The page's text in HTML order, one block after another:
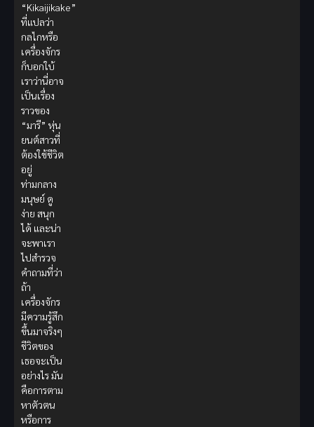
“Kikaijikake”
ที่แปลว่า
กลไกหรือ
เครื่องจักร
ก็บอกใบ้
เราว่านี่อาจ
เป็นเรื่อง
ราวของ
“มารี” หุ่น
ยนต์สาวที่
ต้องใช้ชีวิต
อยู่
ท่ามกลาง
มนุษย์ ดู
ง่าย สนุก
ได้ และน่า
จะพาเรา
ไปสำรวจ
คำถามที่ว่า
ถ้า
เครื่องจักร
มีความรู้สึก
ขึ้นมาจริงๆ
ชีวิตของ
เธอจะเป็น
อย่างไร มัน
คือการตาม
หาตัวตน
หรือการ